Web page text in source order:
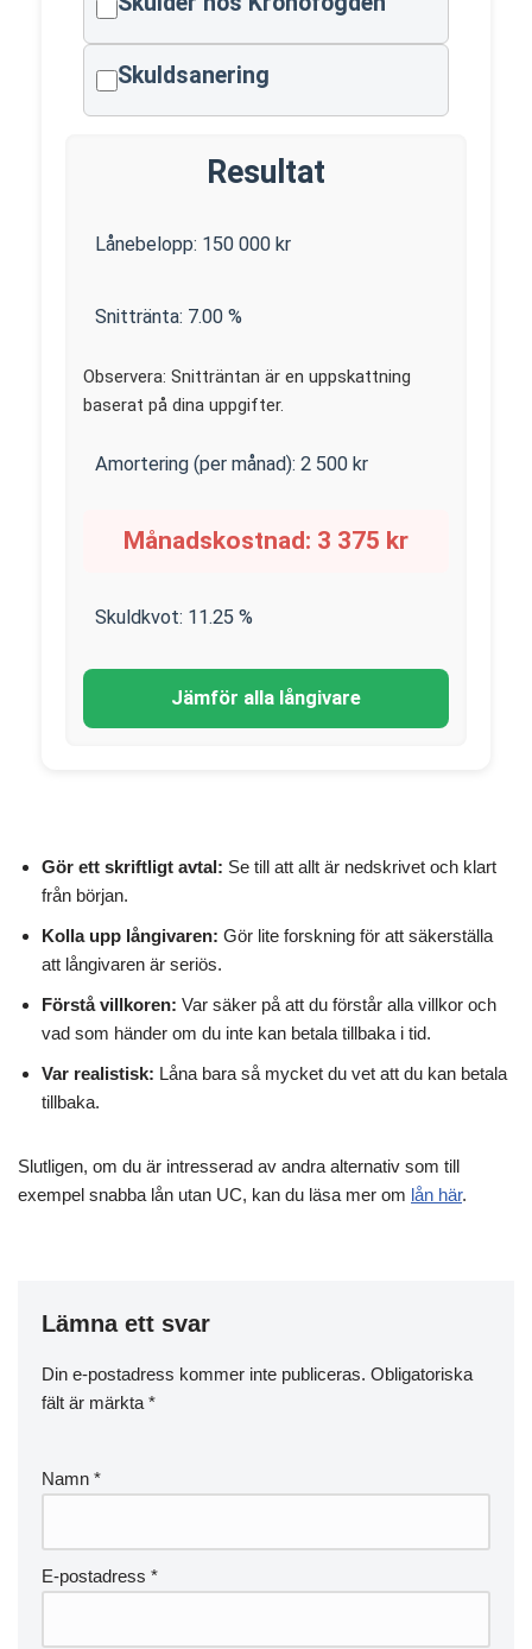
Skuldsanering
Resultat
Lånebelopp: 150 000 kr
Snittränta: 7.00 %
Observera: Snitträntan är en uppskattning
baserat på dina uppgifter.
Amortering (per månad): 2 500 kr
Månadskostnad: 3 375 kr
Skuldkvot: 11.25 %
Jämför alla långivare
Gör ett skriftligt avtal: Se till att allt är nedskrivet och klart
från början.
Kolla upp långivaren: Gör lite forskning för att säkerställa
att långivaren är seriös.
Förstå villkoren: Var säker på att du förstår alla villkor och
vad som händer om du inte kan betala tillbaka i tid.
Var realistisk: Låna bara så mycket du vet att du kan betala
tillbaka.
Slutligen, om du är intresserad av andra alternativ som till
exempel snabba lån utan UC, kan du läsa mer om lån här.
Lämna ett svar
Din e-postadress kommer inte publiceras. Obligatoriska
fält är märkta *
Namn *
E-postadress *